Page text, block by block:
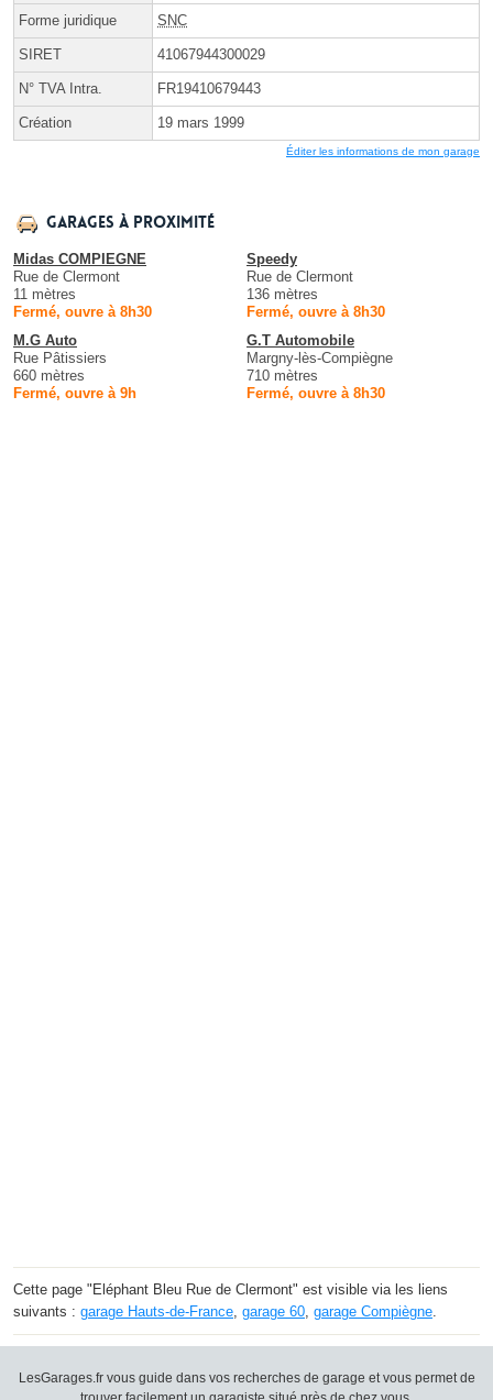
Forme juridique SNC
SIRET 41067944300029
N° TVA Intra. FR19410679443
Création 19 mars 1999
Éditer les informations de mon garage
Garages à proximité
Midas COMPIEGNE
Rue de Clermont
11 mètres
Fermé, ouvre à 8h30
Speedy
Rue de Clermont
136 mètres
Fermé, ouvre à 8h30
M.G Auto
Rue Pâtissiers
660 mètres
Fermé, ouvre à 9h
G.T Automobile
Margny-lès-Compiègne
710 mètres
Fermé, ouvre à 8h30
Cette page "Eléphant Bleu Rue de Clermont" est visible via les liens
suivants : garage Hauts-de-France, garage 60, garage Compiègne.
LesGarages.fr vous guide dans vos recherches de garage et vous permet de